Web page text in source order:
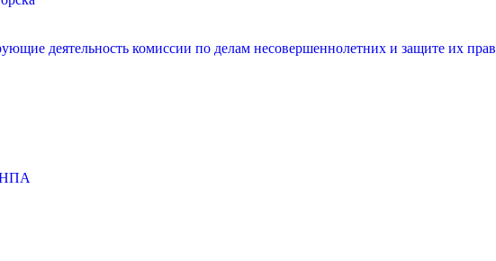
деятельность комиссии по делам несовершеннолетних и защите их прав
НПА